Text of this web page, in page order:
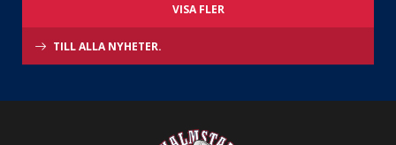
VISA FLER
TILL ALLA NYHETER.